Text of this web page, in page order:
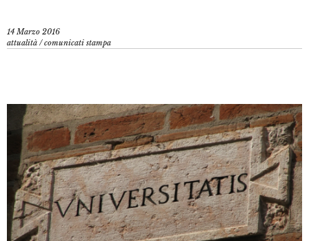
14 Marzo 2016
attualità /comunicati stampa